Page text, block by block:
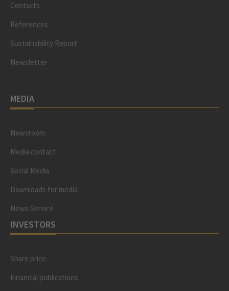
Contacts
References
Sustainability Report
Newsletter
MEDIA
Newsroom
Media contact
Social Media
Downloads for media
News Service
INVESTORS
Share price
Financial publications